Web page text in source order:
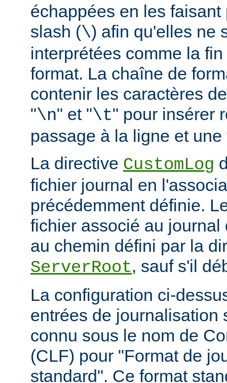
échappées en les
slash (\) afin qu'elles ne
interprétées comme la
format. La chaîne de
contenir les caractères
"\n" et "\t" pour insérer
passage à la ligne et
La directive CustomLog
fichier journal en
précédemment définie.
fichier associé au journal
au chemin défini par la
ServerRoot, sauf s'il
La configuration ci-
entrées de journalisation
connu sous le nom de
(CLF) pour "Format de
standard". Ce format